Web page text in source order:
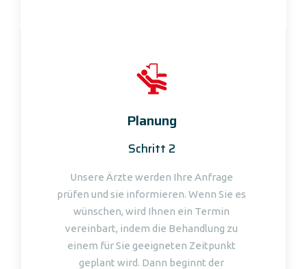
Planung
Schritt 2
Unsere Ärzte werden Ihre Anfrage
prüfen und sie informieren. Wenn Sie es
wünschen, wird Ihnen ein Termin
vereinbart, indem die Behandlung zu
einem für Sie geeigneten Zeitpunkt
geplant wird. Dann beginnt der